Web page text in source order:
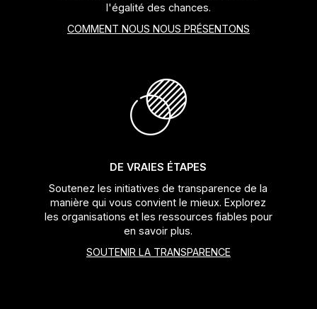
l'égalité des chances.
COMMENT NOUS NOUS PRÉSENTONS
DE VRAIES ÉTAPES
Soutenez les initiatives de transparence de la
manière qui vous convient le mieux. Explorez
les organisations et les ressources fiables pour
en savoir plus.
SOUTENIR LA TRANSPARENCE